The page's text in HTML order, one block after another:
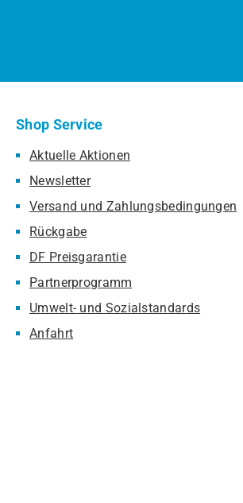
Shop Service
Aktuelle Aktionen
Newsletter
Versand und Zahlungsbedingungen
Rückgabe
DF Preisgarantie
Partnerprogramm
Umwelt- und Sozialstandards
Anfahrt